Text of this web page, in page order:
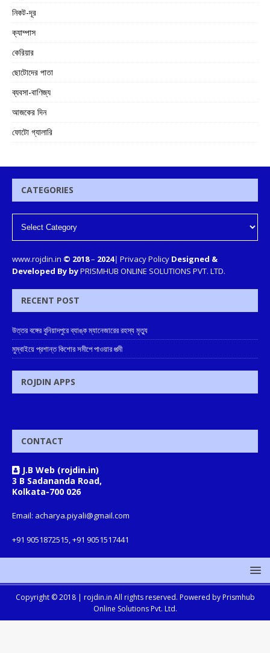
নিকট-দূর
ক্যাম্পাস
কেরিয়ার
ছোটোদের পাতা
ব্যবসা-বাণিজ্য
আজকের দিন
ফোটো গ্যালারি
CATEGORIES
www.rojdin.in © 2018– 2024| Privacy Policy Designed &
Developed By byPRISMHUB ONLINE SOLUTIONS PVT. LTD.
RECENT POST
উত্তর বঙ্গের বুনিয়াদপুরে ব্যাঙ্ক ম্যানেজারের রহস্য মৃত্যু
মুম্বাইয়ে প্রশান্ত কিশোর সমীপে পাওয়ার পত্মী
ROJDIN APPS
CONTACT
J.B Web (rojdin.in)
3 B Sadananda Road,
Kolkata-700 026
Email: acharya.piyali@gmail.com
+91 9051872515, +91 9051517441
Copyright © 2018 | rojdin.in All rights reserved. Powered by Prismhub
Online Solutions Pvt. Ltd.